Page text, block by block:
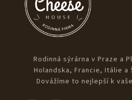
Rodinná sýrárna v Praze a
Holandska, Francie, Itálie a
Dovážíme to nejlepší k